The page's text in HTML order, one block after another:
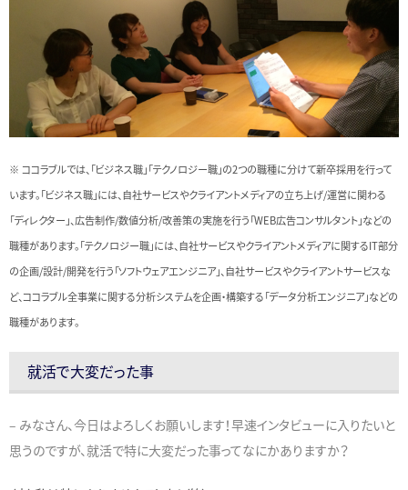
※ ココラブルでは、「ビジネス職」「テクノロジー職」の2つの職種に分けて新卒採用を行って
います。「ビジネス職」には、自社サービスやクライアントメディアの立ち上げ/運営に関わる
「ディレクター」、広告制作/数値分析/改善策の実施を行う「WEB広告コンサルタント」などの
職種があります。「テクノロジー職」には、自社サービスやクライアントメディアに関するIT部分
の企画/設計/開発を行う「ソフトウェアエンジニア」、自社サービスやクライアントサービスな
ど、ココラブル全事業に関する分析システムを企画・構築する「データ分析エンジニア」などの
職種があります。
就活で大変だった事
– みなさん、今日はよろしくお願いします！早速インタビューに入りたいと
思うのですが、就活で特に大変だった事ってなにかありますか？